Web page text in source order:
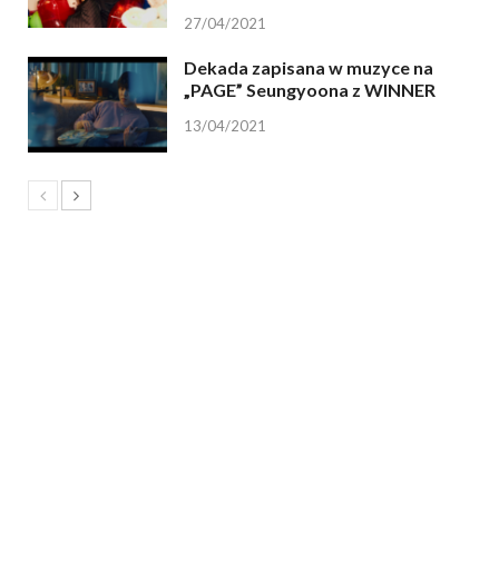
27/04/2021
Dekada zapisana w muzyce na
„PAGE” Seungyoona z WINNER
13/04/2021